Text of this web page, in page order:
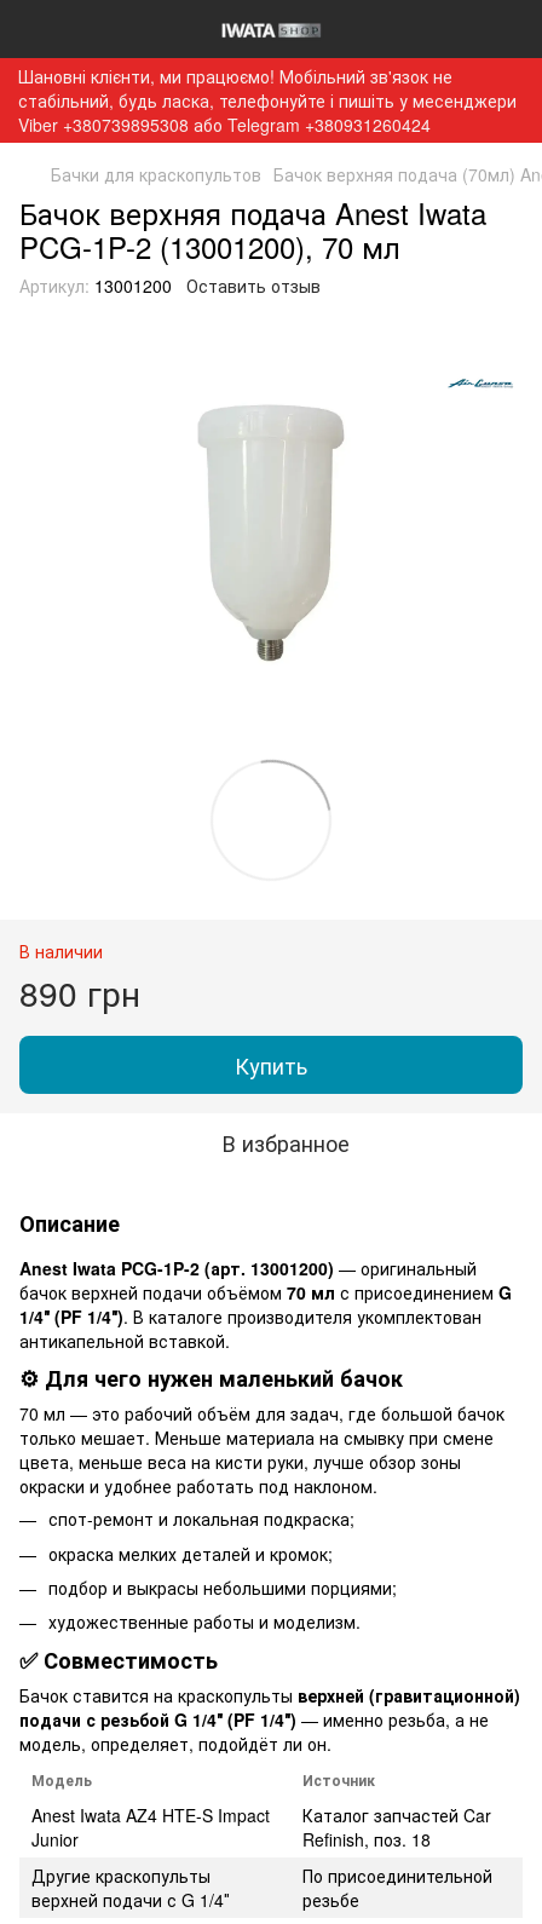
Шановні клієнти, ми працюємо! Мобільний зв'язок не
стабільний, будь ласка, телефонуйте і пишіть у месенджери
Viber +380739895308 або Telegram +380931260424
Бачки для краскопультов Бачок верхняя подача (70мл)
Бачок верхняя подача Anest Iwata
PCG-1P-2 (13001200), 70 мл
Артикул: 13001200 Оставить отзыв
В наличии
890 грн
Купить
В избранное
Описание
Anest Iwata PCG-1P-2 (арт. 13001200) — оригинальный
бачок верхней подачи объёмом 70 мл с присоединением G
1/4″ (PF 1/4″). В каталоге производителя укомплектован
антикапельной вставкой.
⚙️ Для чего нужен маленький бачок
70 мл — это рабочий объём для задач, где большой бачок
только мешает. Меньше материала на смывку при смене
цвета, меньше веса на кисти руки, лучше обзор зоны
окраски и удобнее работать под наклоном.
спот-ремонт и локальная подкраска;
окраска мелких деталей и кромок;
подбор и выкрасы небольшими порциями;
художественные работы и моделизм.
✅ Совместимость
Бачок ставится на краскопульты верхней (гравитационной)
подачи с резьбой G 1/4″ (PF 1/4″) — именно резьба, а не
модель, определяет, подойдёт ли он.
Модель Источник
Anest Iwata AZ4 HTE-S Impact
Junior
Каталог запчастей Car
Refinish, поз. 18
Другие краскопульты
верхней подачи с G 1/4″
По присоединительной
резьбе